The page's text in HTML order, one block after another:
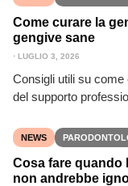
Come curare la
gengive sane
⋅ LUGLIO 3, 2026
Consigli utili su
del supporto
NEWS
Cosa fare quando
non andrebbe